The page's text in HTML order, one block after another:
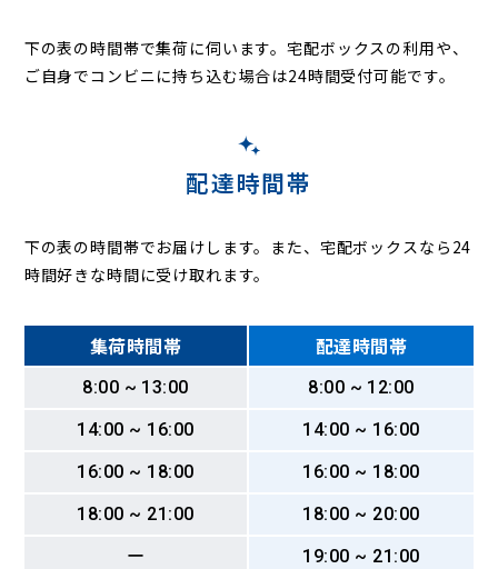
下の表の時間帯で集荷に伺います。宅配ボックスの利用や、
ご自身でコンビニに持ち込む場合は24時間受付可能です。
配達時間帯
下の表の時間帯でお届けします。また、宅配ボックスなら24
時間好きな時間に受け取れます。
集荷時間帯 配達時間帯
8:00 ~ 13:00
8:00 ~ 12:00
14:00 ~ 16:00
14:00 ~ 16:00
16:00 ~ 18:00
16:00 ~ 18:00
18:00 ~ 21:00
18:00 ~ 20:00
ー
19:00 ~ 21:00